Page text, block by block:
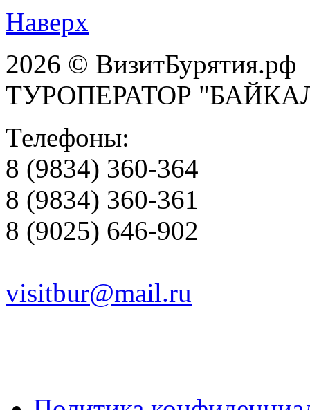
Наверх
2026 © ВизитБурятия.рф
ТУРОПЕРАТОР
Телефоны:
8 (9834) 360-364
8 (9834) 360-361
8 (9025) 646-902
visitbur@mail.ru